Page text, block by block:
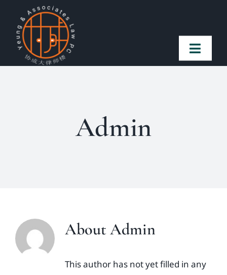
content
Toggle
常見問題
媒體新聞
Admin
AboutAdmin
This author has not yet filled in any